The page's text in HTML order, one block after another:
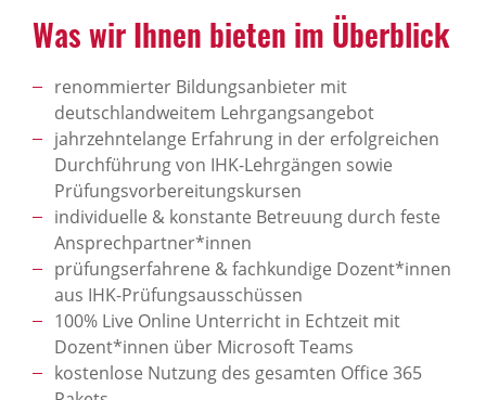
Was wir Ihnen bieten im Überblick
renommierter Bildungsanbieter mit
deutschlandweitem Lehrgangsangebot
jahrzehntelange Erfahrung in der erfolgreichen
Durchführung von IHK-Lehrgängen sowie
Prüfungsvorbereitungskursen
individuelle & konstante Betreuung durch feste
Ansprechpartner*innen
prüfungserfahrene & fachkundige Dozent*innen
aus IHK-Prüfungsausschüssen
100% Live Online Unterricht in Echtzeit mit
Dozent*innen über Microsoft Teams
kostenlose Nutzung des gesamten Office 365